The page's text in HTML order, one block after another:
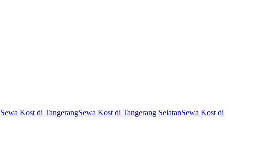
Sewa Kost di TangerangSewa Kost di Tangerang SelatanSewa Kost di